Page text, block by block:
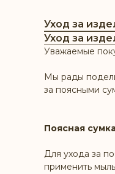
Уход за
Уход за
Уважаемые
Мы рады
за поясными
Поясная
Для ухода за
применить